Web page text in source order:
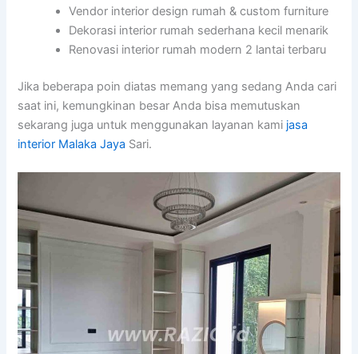
Vendor interior design rumah & custom furniture
Dekorasi interior rumah sederhana kecil menarik
Renovasi interior rumah modern 2 lantai terbaru
Jika beberapa poin diatas memang yang sedang Anda cari
saat ini, kemungkinan besar Anda bisa memutuskan
sekarang juga untuk menggunakan layanan kami jasa
interior Malaka Jaya Sari.